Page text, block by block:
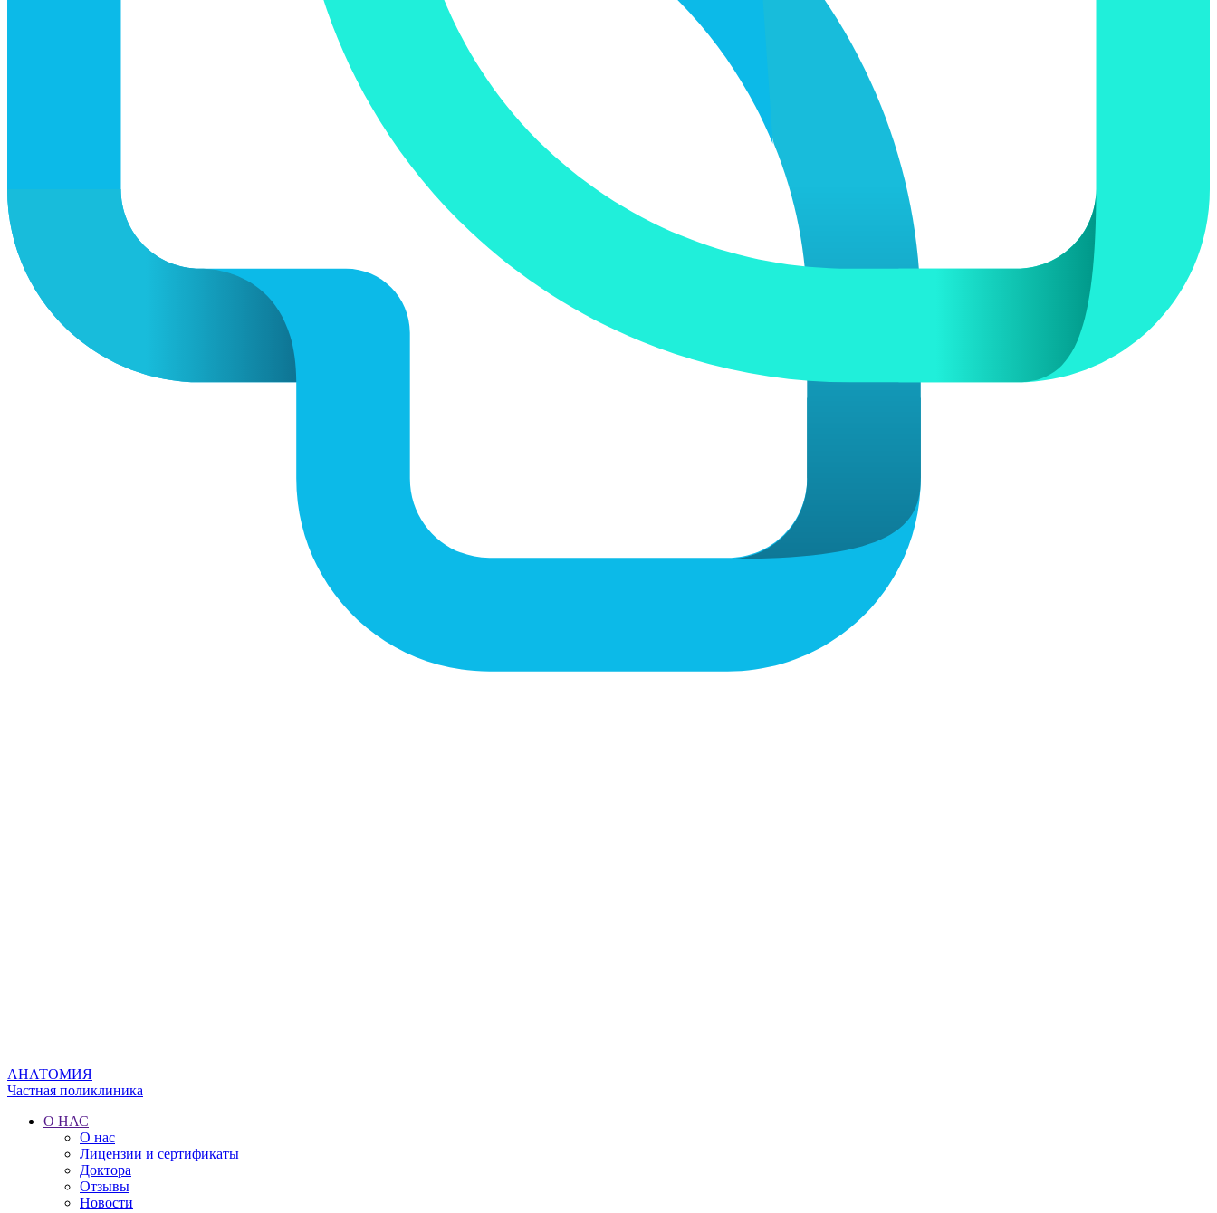
АНАТОМИЯ
Частная поликлиника
О НАС
О нас
Лицензии и сертификаты
Доктора
Отзывы
Новости